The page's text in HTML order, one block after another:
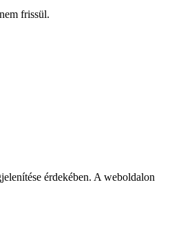
frissül.
érdekében. A weboldalon